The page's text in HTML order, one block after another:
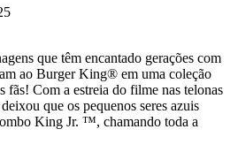
que têm encantado gerações com
ao Burger King® em uma coleção
fãs! Com a estreia do filme nas telonas
que os pequenos seres azuis
King Jr. ™, chamando toda a